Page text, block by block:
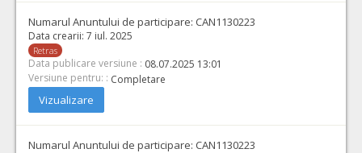
Numarul Anuntului de participare: CAN1130223
Data crearii: 7 iul. 2025
Retras
Data publicare versiune : 08.07.2025 13:01
Versiune pentru: : Completare
Vizualizare
Numarul Anuntului de participare: CAN1130223